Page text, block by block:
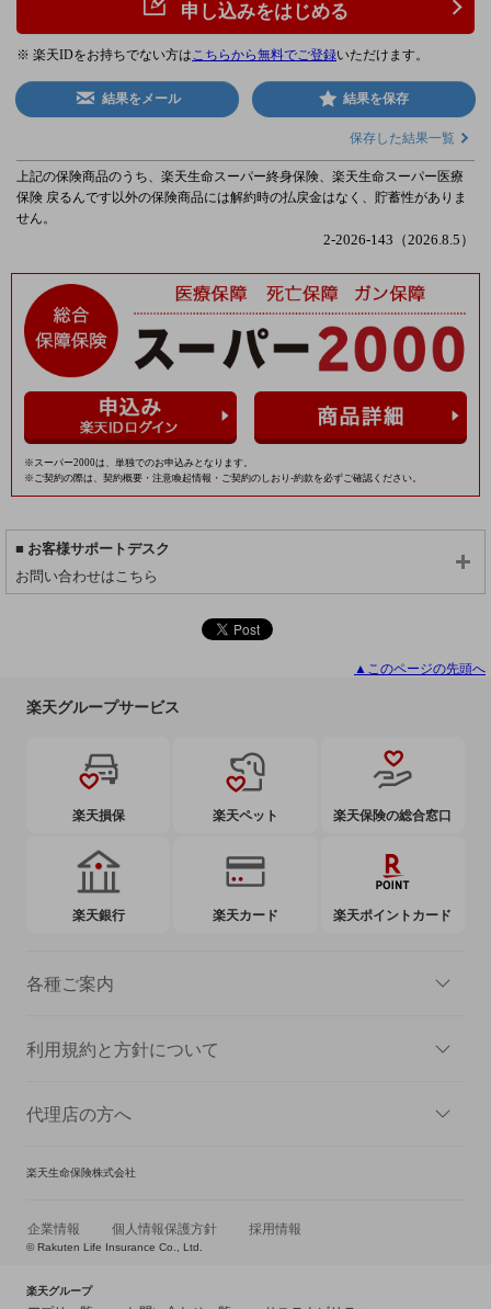
申し込みをはじめる
※ 楽天IDをお持ちでない方はこちらから無料でご登録いただけます。
結果をメール 結果を保存
保存した結果一覧
上記の保険商品のうち、楽天生命スーパー終身保険、楽天生命スーパー医療
保険 戻るんです以外の保険商品には解約時の払戻金はなく、貯蓄性がありま
せん。
2-2026-143（2026.8.5）
※スーパー2000は、単独でのお申込みとなります。
※ご契約の際は、契約概要・注意喚起情報・ご契約のしおり-約款を必ずご確認ください。
お客様サポートデスク
お問い合わせはこちら
▲このページの先頭へ
楽天グループサービス
楽天損保 楽天ペット 楽天保険の総合窓口
楽天銀行 楽天カード 楽天ポイントカード
各種ご案内
利用規約と方針について
代理店の方へ
楽天生命保険株式会社
企業情報 個人情報保護方針 採用情報
© Rakuten Life Insurance Co., Ltd.
楽天グループ